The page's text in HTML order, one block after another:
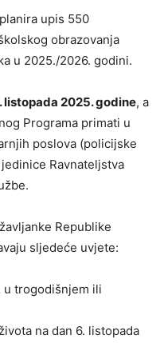
upis 550
obrazovanja
u 2025./2026. godini.
listopada 2025. godine, a
Programa primati u
poslova (policijske
Ravnateljstva
Republike
sljedeće uvjete:
u trogodišnjem ili
na dan 6. listopada